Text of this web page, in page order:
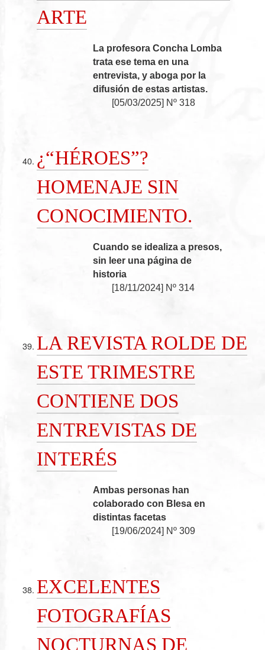
ARTE
La profesora Concha Lomba
trata ese tema en una
entrevista, y aboga por la
difusión de estas artistas.
[05/03/2025] Nº 318
¿“HÉROES”?
HOMENAJE SIN
CONOCIMIENTO.
Cuando se idealiza a presos,
sin leer una página de
historia
[18/11/2024] Nº 314
LA REVISTA ROLDE DE
ESTE TRIMESTRE
CONTIENE DOS
ENTREVISTAS DE
INTERÉS
Ambas personas han
colaborado con Blesa en
distintas facetas
[19/06/2024] Nº 309
EXCELENTES
FOTOGRAFÍAS
NOCTURNAS DE